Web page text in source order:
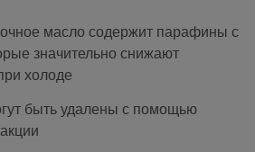
масло содержит парафины с
значительно снижают
холоде
быть удалены с помощью